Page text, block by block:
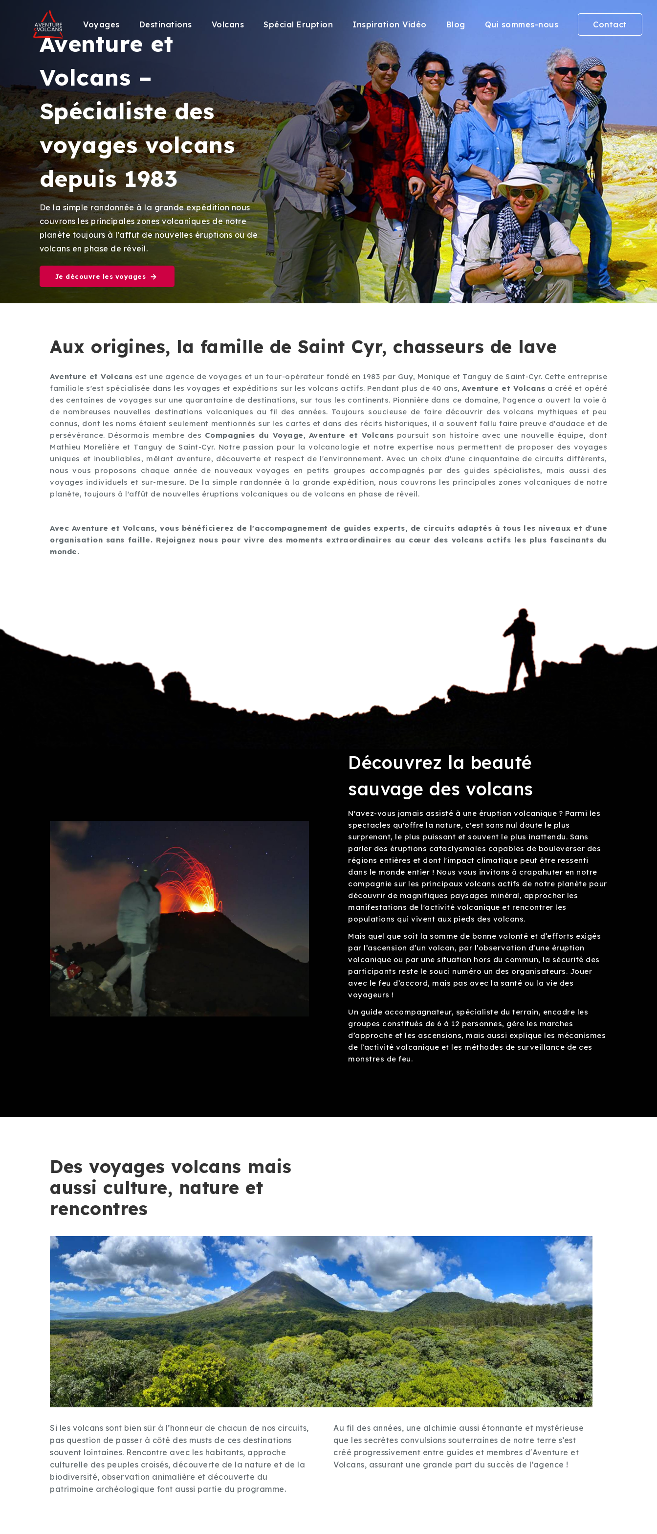
Voyages Destinations Volcans Spécial Eruption Inspiration Vidéo Blog Qui sommes-nous Contact
Aventure et
Volcans –
Spécialiste des
voyages volcans
depuis 1983
De la simple randonnée à la grande expédition nous
couvrons les principales zones volcaniques de notre
planète toujours à l'affut de nouvelles éruptions ou de
volcans en phase de réveil.
Je découvre les voyages
Aux origines, la famille de Saint Cyr, chasseurs de lave
Aventure et Volcans est une agence de voyages et un tour-opérateur fondé en 1983 par Guy, Monique et Tanguy de Saint-Cyr. Cette entreprise
familiale s'est spécialisée dans les voyages et expéditions sur les volcans actifs. Pendant plus de 40 ans,Aventure et Volcans a créé et opéré
des centaines de voyages sur une quarantaine de destinations, sur tous les continents. Pionnière dans ce domaine, l'agence a ouvert la voie à
de nombreuses nouvelles destinations volcaniques au fil des années. Toujours soucieuse de faire découvrir des volcans mythiques et peu
connus, dont les noms étaient seulement mentionnés sur les cartes et dans des récits historiques, il a souvent fallu faire preuve d'audace et de
persévérance. Désormais membre des Compagnies du Voyage, Aventure et Volcans poursuit son histoire avec une nouvelle équipe, dont
Mathieu Morelière et Tanguy de Saint-Cyr. Notre passion pour la volcanologie et notre expertise nous permettent de proposer des voyages
uniques et inoubliables, mêlant aventure, découverte et respect de l'environnement. Avec un choix d'une cinquantaine de circuits différents,
nous vous proposons chaque année de nouveaux voyages en petits groupes accompagnés par des guides spécialistes, mais aussi des
voyages individuels et sur-mesure. De la simple randonnée à la grande expédition, nous couvrons les principales zones volcaniques de notre
planète, toujours à l'affût de nouvelles éruptions volcaniques ou de volcans en phase de réveil.
Avec Aventure et Volcans, vous bénéficierez de l'accompagnement de guides experts, de circuits adaptés à tous les niveaux et d'une
organisation sans faille. Rejoignez nous pour vivre des moments extraordinaires au cœur des volcans actifs les plus fascinants du
monde.
Découvrez la beauté
sauvage des volcans
N'avez-vous jamais assisté à une éruption volcanique ? Parmi les
spectacles qu'offre la nature, c'est sans nul doute le plus
surprenant, le plus puissant et souvent le plus inattendu. Sans
parler des éruptions cataclysmales capables de bouleverser des
régions entières et dont l'impact climatique peut être ressenti
dans le monde entier ! Nous vous invitons à crapahuter en notre
compagnie sur les principaux volcans actifs de notre planète pour
découvrir de magnifiques paysages minéral, approcher les
manifestations de l'activité volcanique et rencontrer les
populations qui vivent aux pieds des volcans.
Mais quel que soit la somme de bonne volonté et d’efforts exigés
par l’ascension d’un volcan, par l’observation d’une éruption
volcanique ou par une situation hors du commun, la sécurité des
participants reste le souci numéro un des organisateurs. Jouer
avec le feu d’accord, mais pas avec la santé ou la vie des
voyageurs !
Un guide accompagnateur, spécialiste du terrain, encadre les
groupes constitués de 6 à 12 personnes, gère les marches
d’approche et les ascensions, mais aussi explique les mécanismes
de l’activité volcanique et les méthodes de surveillance de ces
monstres de feu.
Des voyages volcans mais
aussi culture, nature et
rencontres
Si les volcans sont bien sûr à l’honneur de chacun de nos circuits,
pas question de passer à côté des musts de ces destinations
souvent lointaines. Rencontre avec les habitants, approche
culturelle des peuples croisés, découverte de la nature et de la
biodiversité, observation animalière et découverte du
patrimoine archéologique font aussi partie du programme.
Au fil des années, une alchimie aussi étonnante et mystérieuse
que les secrètes convulsions souterraines de notre terre s’est
créé progressivement entre guides et membres d'Aventure et
Volcans, assurant une grande part du succès de l’agence !